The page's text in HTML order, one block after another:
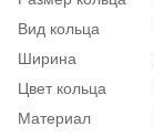
Вид кольца
Ширина
Цвет кольца
Материал